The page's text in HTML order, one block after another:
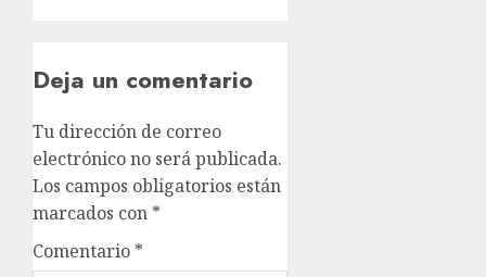
Deja un comentario
Tu dirección de correo
electrónico no será publicada.
Los campos obligatorios están
marcados con *
Comentario *